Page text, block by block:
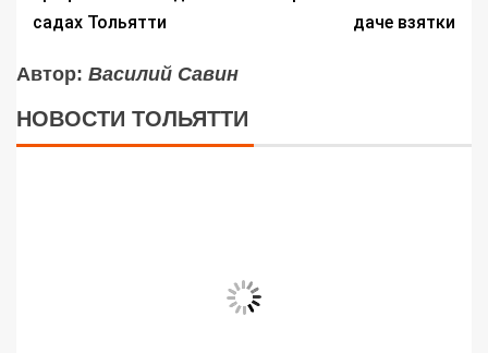
садах Тольятти
даче взятки
Автор: Василий Савин
НОВОСТИ ТОЛЬЯТТИ